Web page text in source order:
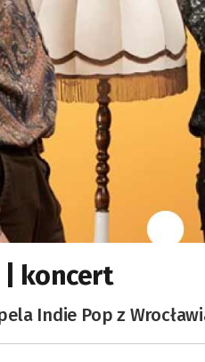
| koncert
Indie Pop z